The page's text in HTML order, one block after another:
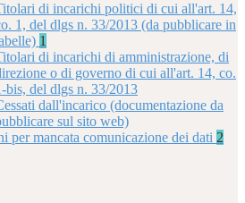
di incarichi politici di cui all'art. 14,
1, del dlgs n. 33/2013 (da pubblicare in
1
di incarichi di amministrazione, di
o di governo di cui all'art. 14, co.
bis, del dlgs n. 33/2013
dall'incarico (documentazione da
sul sito web)
per mancata comunicazione dei dati 2